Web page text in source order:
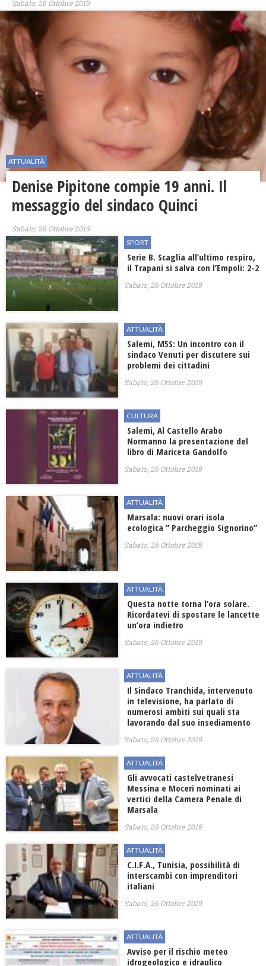
Sabato, 26 Ottobre 2019
ATTUALITÀ
Denise Pipitone compie 19 anni. Il
messaggio del sindaco Quinci
Sabato, 26 Ottobre 2019
SPORT
Serie B. Scaglia all’ultimo respiro,
il Trapani si salva con l’Empoli: 2-2
Sabato, 26 Ottobre 2019
ATTUALITÀ
Salemi, M5S: Un incontro con il
sindaco Venuti per discutere sui
problemi dei cittadini
Sabato, 26 Ottobre 2019
CULTURA
Salemi, Al Castello Arabo
Normanno la presentazione del
libro di Mariceta Gandolfo
Sabato, 26 Ottobre 2019
ATTUALITÀ
Marsala: nuovi orari isola
ecologica ” Parcheggio Signorino”
Sabato, 26 Ottobre 2019
ATTUALITÀ
Questa notte torna l’ora solare.
Ricordatevi di spostare le lancette
un’ora indietro
Sabato, 26 Ottobre 2019
ATTUALITÀ
Il Sindaco Tranchida, intervenuto
in televisione, ha parlato di
numerosi ambiti sui quali sta
lavorando dal suo insediamento
Sabato, 26 Ottobre 2019
ATTUALITÀ
Gli avvocati castelvetranesi
Messina e Moceri nominati ai
vertici della Camera Penale di
Marsala
Sabato, 26 Ottobre 2019
ATTUALITÀ
C.I.F.A., Tunisia, possibilità di
interscambi con imprenditori
italiani
Sabato, 26 Ottobre 2019
ATTUALITÀ
Avviso per il rischio meteo
idrogeologico e idraulico